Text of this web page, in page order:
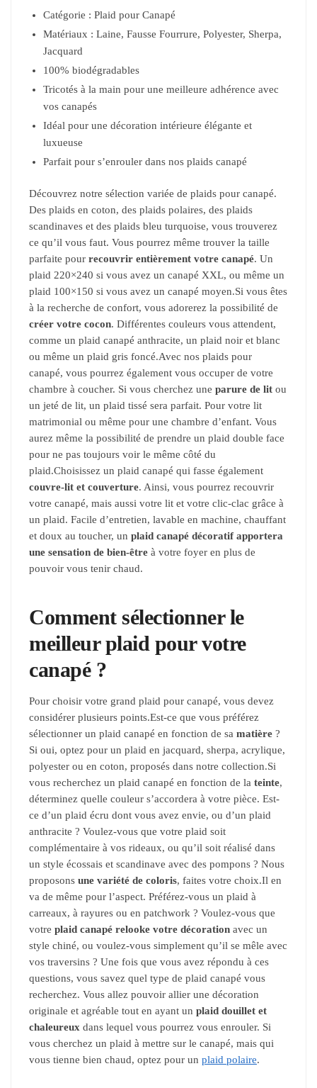
Catégorie : Plaid pour Canapé
Matériaux : Laine, Fausse Fourrure, Polyester, Sherpa,
Jacquard
100% biodégradables
Tricotés à la main pour une meilleure adhérence avec
vos canapés
Idéal pour une décoration intérieure élégante et
luxueuse
Parfait pour s’enrouler dans nos plaids canapé
Découvrez notre sélection variée de plaids pour canapé.
Des plaids en coton, des plaids polaires, des plaids
scandinaves et des plaids bleu turquoise, vous trouverez
ce qu’il vous faut. Vous pourrez même trouver la taille
parfaite pour recouvrir entièrement votre canapé. Un
plaid 220×240 si vous avez un canapé XXL, ou même un
plaid 100×150 si vous avez un canapé moyen.Si vous êtes
à la recherche de confort, vous adorerez la possibilité de
créer votre cocon. Différentes couleurs vous attendent,
comme un plaid canapé anthracite, un plaid noir et blanc
ou même un plaid gris foncé.Avec nos plaids pour
canapé, vous pourrez également vous occuper de votre
chambre à coucher. Si vous cherchez une parure de lit ou
un jeté de lit, un plaid tissé sera parfait. Pour votre lit
matrimonial ou même pour une chambre d’enfant. Vous
aurez même la possibilité de prendre un plaid double face
pour ne pas toujours voir le même côté du
plaid.Choisissez un plaid canapé qui fasse également
couvre-lit et couverture. Ainsi, vous pourrez recouvrir
votre canapé, mais aussi votre lit et votre clic-clac grâce à
un plaid. Facile d’entretien, lavable en machine, chauffant
et doux au toucher, un plaid canapé décoratif apportera
une sensation de bien-être à votre foyer en plus de
pouvoir vous tenir chaud.
Comment sélectionner le
meilleur plaid pour votre
canapé ?
Pour choisir votre grand plaid pour canapé, vous devez
considérer plusieurs points.Est-ce que vous préférez
sélectionner un plaid canapé en fonction de sa matière ?
Si oui, optez pour un plaid en jacquard, sherpa, acrylique,
polyester ou en coton, proposés dans notre collection.Si
vous recherchez un plaid canapé en fonction de la teinte,
déterminez quelle couleur s’accordera à votre pièce. Est-
ce d’un plaid écru dont vous avez envie, ou d’un plaid
anthracite ? Voulez-vous que votre plaid soit
complémentaire à vos rideaux, ou qu’il soit réalisé dans
un style écossais et scandinave avec des pompons ? Nous
proposons une variété de coloris, faites votre choix.Il en
va de même pour l’aspect. Préférez-vous un plaid à
carreaux, à rayures ou en patchwork ? Voulez-vous que
votre plaid canapé relooke votre décoration avec un
style chiné, ou voulez-vous simplement qu’il se mêle avec
vos traversins ? Une fois que vous avez répondu à ces
questions, vous savez quel type de plaid canapé vous
recherchez. Vous allez pouvoir allier une décoration
originale et agréable tout en ayant un plaid douillet et
chaleureux dans lequel vous pourrez vous enrouler. Si
vous cherchez un plaid à mettre sur le canapé, mais qui
vous tienne bien chaud, optez pour un plaid polaire.